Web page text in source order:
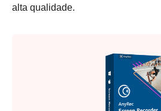
alta qualidade.